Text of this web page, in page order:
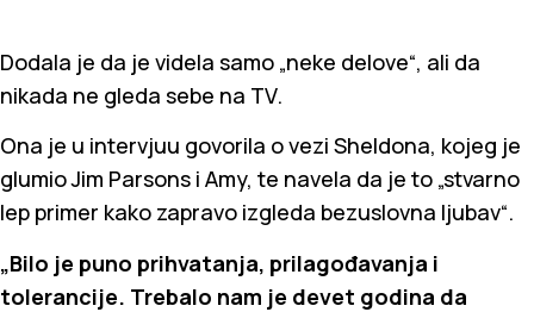
Dodala je da je videla samo „neke delove“, ali da
nikada ne gleda sebe na TV.
Ona je u intervjuu govorila o vezi Sheldona, kojeg je
glumio Jim Parsons i Amy, te navela da je to „stvarno
lep primer kako zapravo izgleda bezuslovna ljubav“.
„Bilo je puno prihvatanja, prilagođavanja i
tolerancije. Trebalo nam je devet godina da